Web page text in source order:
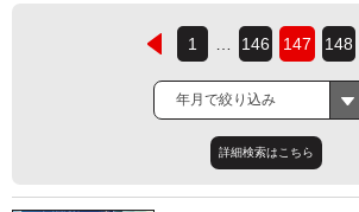
1 146 147 148
年月で絞り込み
詳細検索はこちら